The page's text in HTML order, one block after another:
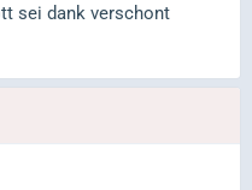
sei dank verschont